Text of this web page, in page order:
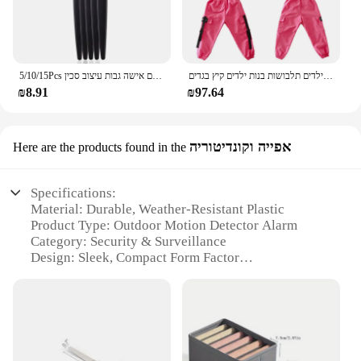
5/10/15Pcs גבות גוזם איפור כלים בטוח עיניים גבות גילוח פנים גוף שיער הסרת מכונת גילוח להבים אישה גבות עיצוב סכין
₪8.91
בנות בוטיק תלבושות 4 6 8 10 123 14 16 18 שנים היפ הופ נים חולצות ילדים תלבושות בנות ילדים קיץ בגדים
₪97.64
Here are the products found in the אפייה וקונדיטוריה
Specifications:
Material: Durable, Weather-Resistant Plastic
Product Type: Outdoor Motion Detector Alarm
Category: Security & Surveillance
Design: Sleek, Compact Form Factor
Parts & Accessories: Includes Mounting Bracket,
Installation Tools